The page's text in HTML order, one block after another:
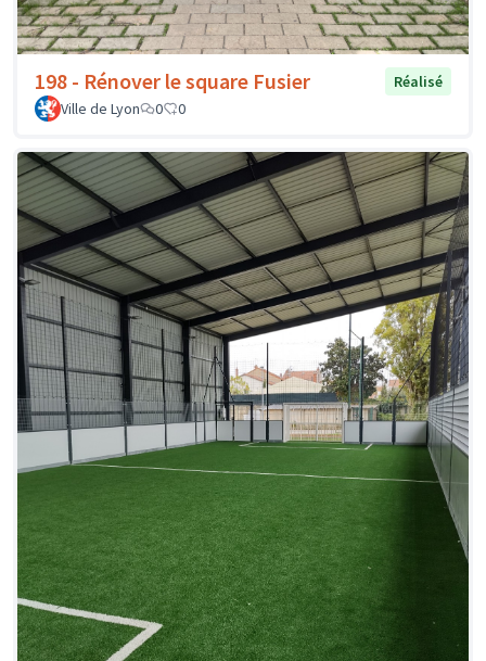
198 - Rénover le square Fusier
Réalisé
Ville de Lyon
0 0